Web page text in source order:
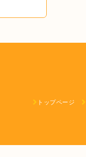
トップページ